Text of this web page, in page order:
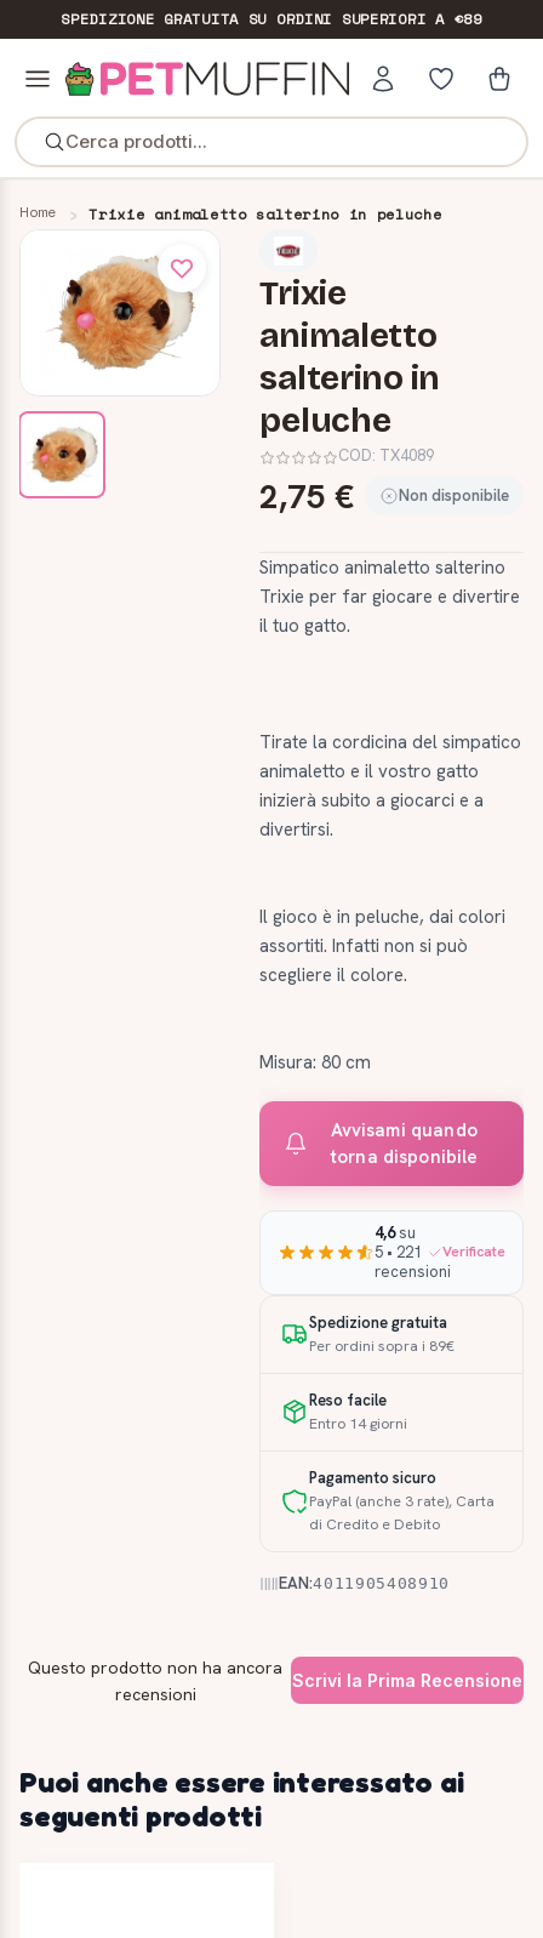
SPEDIZIONE GRATUITASU ORDINI SUPERIORI A €89
Cerca prodotti...
Home Trixie animaletto salterino in peluche
Trixie
animaletto
salterino in
peluche
COD: TX4089
2,75 € Non disponibile
Simpatico animaletto salterino
Trixie per far giocare e divertire
il tuo gatto.
Tirate la cordicina del simpatico
animaletto e il vostro gatto
inizierà subito a giocarci e a
divertirsi.
Il gioco è in peluche, dai colori
assortiti. Infatti non si può
scegliere il colore.
Misura: 80 cm
Avvisami quando
torna disponibile
4,6su
5 • 221
recensioni
Verificate
Spedizione gratuita
Per ordini sopra i 89€
Reso facile
Entro 14 giorni
Pagamento sicuro
PayPal (anche 3 rate), Carta
di Credito e Debito
EAN:4011905408910
Questo prodotto non ha ancora
recensioni
Scrivi la Prima Recensione
Puoi anche essere interessato ai
seguenti prodotti